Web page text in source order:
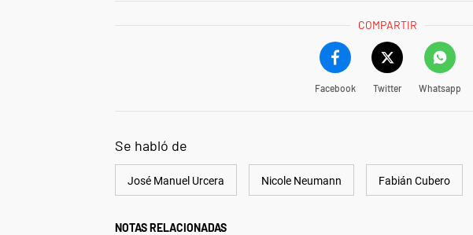
COMPARTIR
Facebook Twitter Whatsapp
Se habló de
José Manuel Urcera Nicole Neumann Fabián Cubero
NOTAS RELACIONADAS